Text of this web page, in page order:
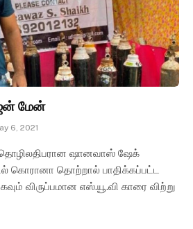
மேன்
6, 2021
ஷானவாஸ் ஷேக்
கொரானா தொற்றால் பாதிக்கப்பட்ட
விருப்பமான எஸ்.யூ.வி காரை விற்று